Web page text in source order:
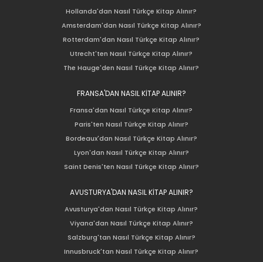
Hollanda'dan Nasıl Türkçe Kitap Alınır?
Amsterdam'dan Nasıl Türkçe Kitap Alınır?
Rotterdam'dan Nasıl Türkçe Kitap Alınır?
Utrecht'ten Nasıl Türkçe Kitap Alınır?
The Hauge'den Nasıl Türkçe Kitap Alınır?
FRANSA'DAN NASIL KİTAP ALINIR?
Fransa'dan Nasıl Türkçe Kitap Alınır?
Paris'ten Nasıl Türkçe Kitap Alınır?
Bordeaux'dan Nasıl Türkçe Kitap Alınır?
Lyon'dan Nasıl Türkçe Kitap Alınır?
Saint Denis'ten Nasıl Türkçe Kitap Alınır?
AVUSTURYA'DAN NASIL KİTAP ALINIR?
Avusturya'dan Nasıl Türkçe Kitap Alınır?
Viyana'dan Nasıl Türkçe Kitap Alınır?
Salzburg'tan Nasıl Türkçe Kitap Alınır?
Innusbruck'tan Nasıl Türkçe Kitap Alınır?